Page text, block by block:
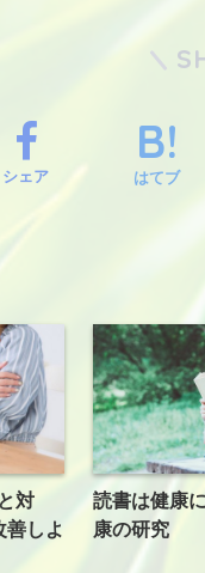
シェア はてブ
対
しよ
読書は健康
康の研究